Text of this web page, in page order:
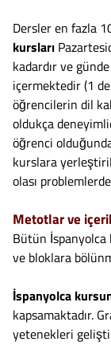
Dersler en fazla
kursları
kadardır ve
içermektedir (1
öğrencilerin dil
oldukça
öğrenci
kurslara
olası
Metotlar ve
Bütün İspanyolca
ve bloklara
İspanyolca
kapsamaktadır.
yetenekleri